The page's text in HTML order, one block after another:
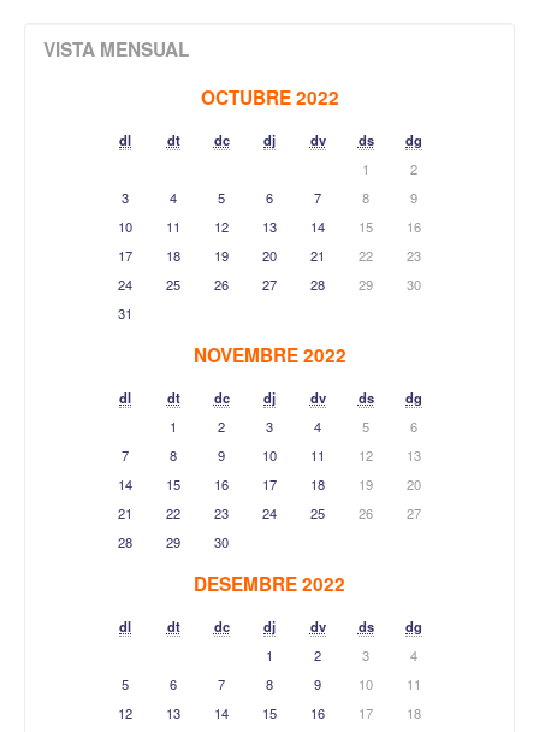
VISTA MENSUAL
OCTUBRE 2022
dl dt dc dj dv ds
dg
1
2
3
4 5 6 7 8
9
10
11 12 13 14 15
16
17
18 19 20 21 22
23
24
25 26 27 28 29
30
31
NOVEMBRE 2022
dl dt dc dj dv ds
dg
1
2 3 4 5
6
7
8 9 10 11 12
13
14
15 16 17 18 19
20
21
22 23 24 25 26
27
28
29 30
DESEMBRE 2022
dl dt dc dj dv ds
dg
1
2 3
4
5
6 7 8 9 10
11
12
13 14 15 16 17
18